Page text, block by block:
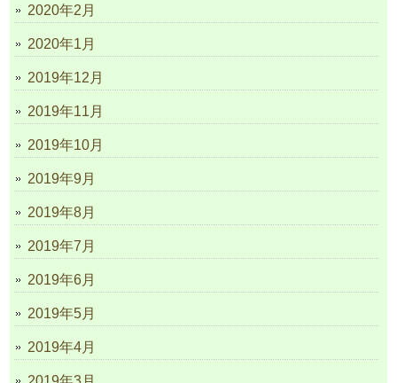
2020年2月
2020年1月
2019年12月
2019年11月
2019年10月
2019年9月
2019年8月
2019年7月
2019年6月
2019年5月
2019年4月